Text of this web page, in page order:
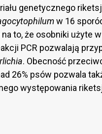
genetycznego
w 16
to, że osobniki użyte
PCR pozwalają
. Obecność
26% psów pozwala
występowania